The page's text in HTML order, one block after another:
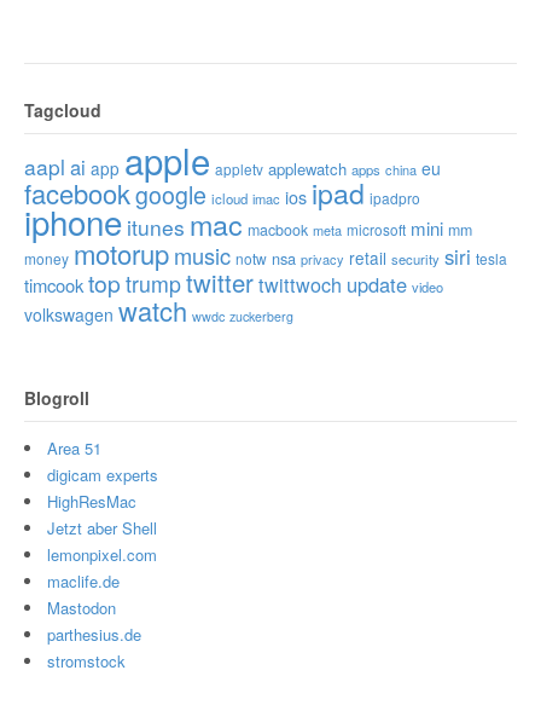
Tagcloud
aapl ai app apple appletv applewatch apps china eu
facebookgoogle icloud imac ios ipad ipadpro
iphone itunes mac macbook meta microsoft mini mm
money motorupmusic notw nsa privacy retail security siri tesla
timcooktop trumptwittertwittwoch update video
volkswagen watch wwdc zuckerberg
Blogroll
Area 51
digicam experts
HighResMac
Jetzt aber Shell
lemonpixel.com
maclife.de
Mastodon
parthesius.de
stromstock